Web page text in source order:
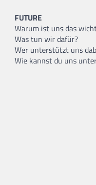
FUTURE
Warum ist uns das
Was tun wir dafür?
Wer unterstützt uns
Wie kannst du uns